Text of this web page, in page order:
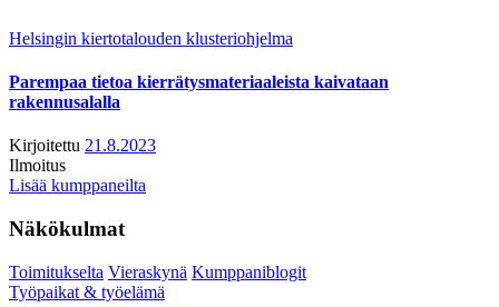
Helsingin kiertotalouden klusteriohjelma
Parempaa tietoa kierrätysmateriaaleista kaivataan
rakennusalalla
Kirjoitettu 21.8.2023
Ilmoitus
Lisää kumppaneilta
Näkökulmat
Toimitukselta Vieraskynä Kumppaniblogit
Työpaikat & työelämä